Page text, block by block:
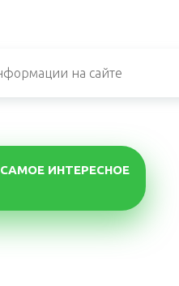
САМОЕ ИНТЕРЕСНОЕ